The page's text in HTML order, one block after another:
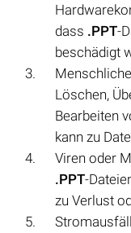
dass .PPT-
beschädigt
Löschen,
Bearbeiten
kann zu
Viren oder
.PPT-
zu Verlust